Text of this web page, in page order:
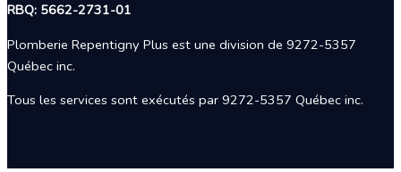
RBQ: 5662-2731-01
Plomberie Repentigny Plus est une division de 9272-5357
Québec inc.
Tous les services sont exécutés par 9272-5357 Québec inc.